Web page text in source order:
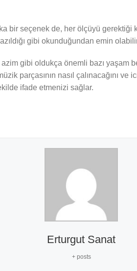
bir seçenek de, her ölçüyü
gibi okunduğundan emin
gibi oldukça önemli bazı yaşam
parçasının nasıl çalınacağını
ifade etmenizi sağlar.
Erturgut Sanat
+ posts